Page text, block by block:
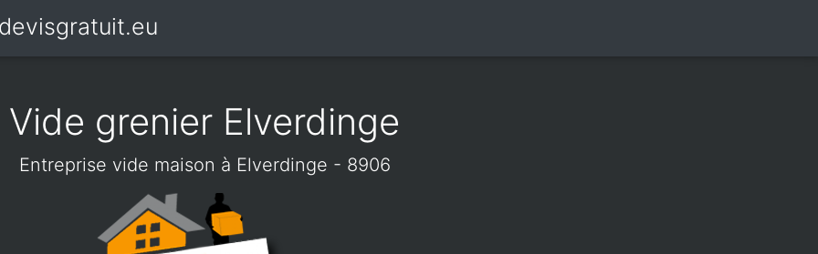
Vide grenier Elverdinge
Entreprise vide maison à Elverdinge - 8906